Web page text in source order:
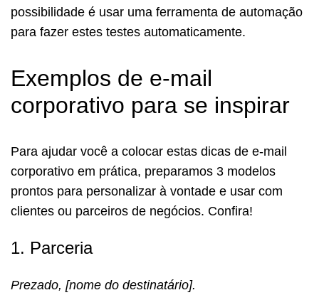
possibilidade é usar uma ferramenta de automação
para fazer estes testes automaticamente.
Exemplos de e-mail
corporativo para se inspirar
Para ajudar você a colocar estas dicas de e-mail
corporativo em prática, preparamos 3 modelos
prontos para personalizar à vontade e usar com
clientes ou parceiros de negócios. Confira!
1. Parceria
Prezado, [nome do destinatário].